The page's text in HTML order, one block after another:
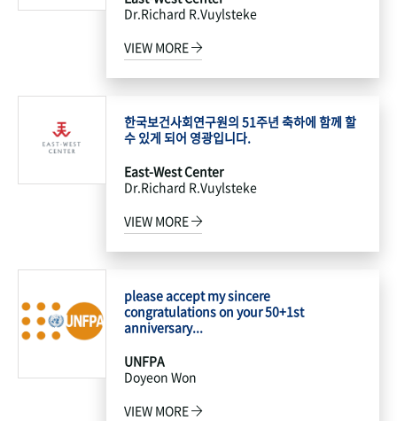
Dr.Richard R.Vuylsteke
VIEW MORE
한국보건사회연구원의 51주년 축하에 함께 할
수 있게 되어 영광입니다.
East-West Center
Dr.Richard R.Vuylsteke
VIEW MORE
please accept my sincere
congratulations on your 50+1st
anniversary...
UNFPA
Doyeon Won
VIEW MORE